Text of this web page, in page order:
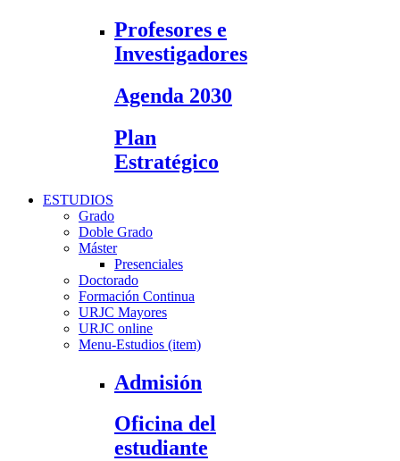
Profesores e
Investigadores
Agenda 2030
Plan
Estratégico
ESTUDIOS
Grado
Doble Grado
Máster
Presenciales
Doctorado
Formación Continua
URJC Mayores
URJC online
Menu-Estudios (item)
Admisión
Oficina del
estudiante